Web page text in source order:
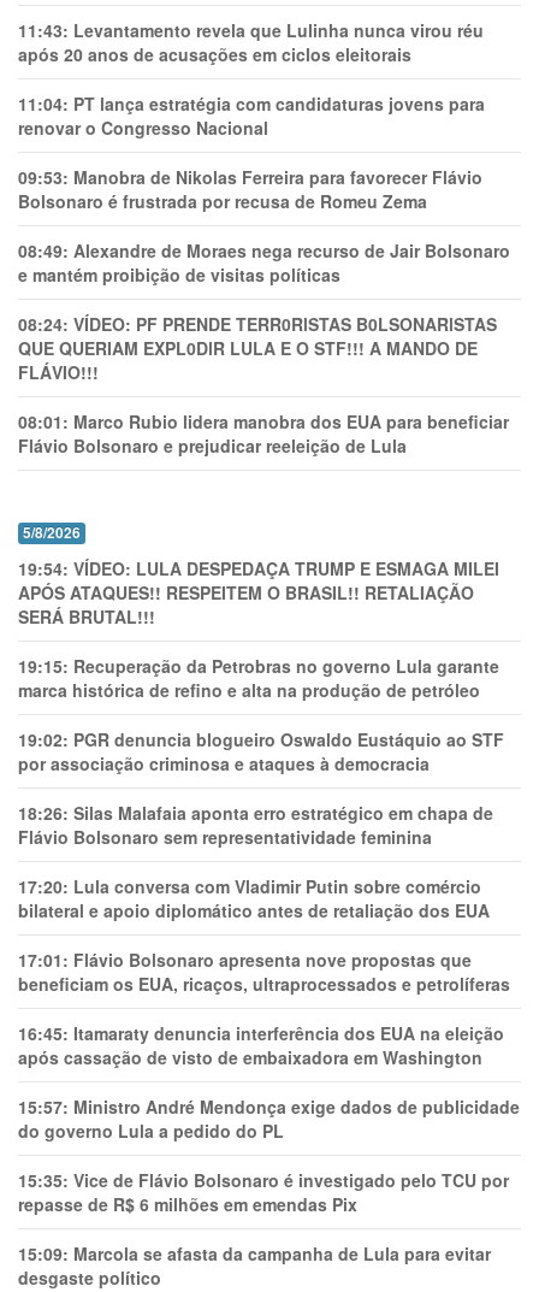
11:43: Levantamento revela que Lulinha nunca virou réu
após 20 anos de acusações em ciclos eleitorais
11:04: PT lança estratégia com candidaturas jovens para
renovar o Congresso Nacional
09:53: Manobra de Nikolas Ferreira para favorecer Flávio
Bolsonaro é frustrada por recusa de Romeu Zema
08:49: Alexandre de Moraes nega recurso de Jair Bolsonaro
e mantém proibição de visitas políticas
08:24: VÍDEO: PF PRENDE TERR0RlSTAS B0LSONARlSTAS
QUE QUERIAM EXPL0DlR LULA E O STF!!! A MANDO DE
FLÁVIO!!!
08:01: Marco Rubio lidera manobra dos EUA para beneficiar
Flávio Bolsonaro e prejudicar reeleição de Lula
5/8/2026
19:54: VÍDEO: LULA DESPEDAÇA TRUMP E ESMAGA MILEI
APÓS ATAQUES!! RESPEITEM O BRASIL!! RETALIAÇÃO
SERÁ BRUTAL!!!
19:15: Recuperação da Petrobras no governo Lula garante
marca histórica de refino e alta na produção de petróleo
19:02: PGR denuncia blogueiro Oswaldo Eustáquio ao STF
por associação criminosa e ataques à democracia
18:26: Silas Malafaia aponta erro estratégico em chapa de
Flávio Bolsonaro sem representatividade feminina
17:20: Lula conversa com Vladimir Putin sobre comércio
bilateral e apoio diplomático antes de retaliação dos EUA
17:01: Flávio Bolsonaro apresenta nove propostas que
beneficiam os EUA, ricaços, ultraprocessados e petrolíferas
16:45: Itamaraty denuncia interferência dos EUA na eleição
após cassação de visto de embaixadora em Washington
15:57: Ministro André Mendonça exige dados de publicidade
do governo Lula a pedido do PL
15:35: Vice de Flávio Bolsonaro é investigado pelo TCU por
repasse de R$ 6 milhões em emendas Pix
15:09: Marcola se afasta da campanha de Lula para evitar
desgaste político